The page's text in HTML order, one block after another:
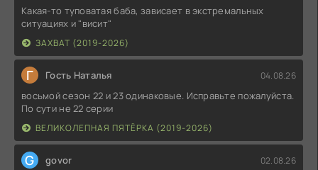
Какая-то туповатая баба, зависает в экстремальных
ситуациях и "висит"
ЗАХВАТ (2019-2026)
Г Гость Наталья 04.08.26
восьмой сезон 22 и 23 одинаковые. Исправьте пожалуйста.
По сути не 22 серии
ВЕЛИКОЛЕПНАЯ ПЯТЁРКА (2019-2026)
G govor 02.08.26